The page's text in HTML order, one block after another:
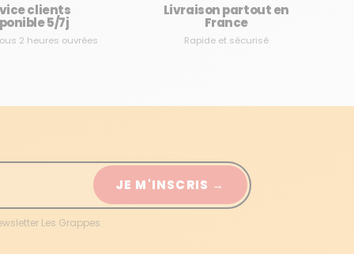
clients
5/7j
2 heures ouvrées
Livraison partout en
France
Rapide et sécurisé
JE M'INSCRIS →
Les Grappes.